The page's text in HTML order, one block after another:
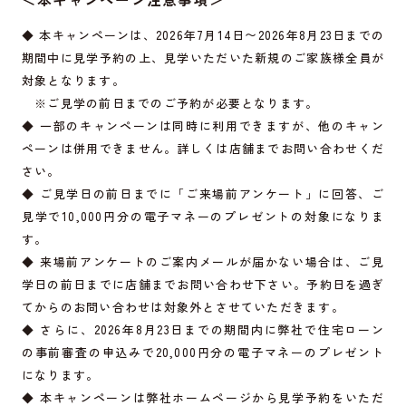
◆ 本キャンペーンは、2026年7月14日〜2026年8月23日までの
期間中に見学予約の上、見学いただいた新規のご家族様全員が
対象となります。
※ご見学の前日までのご予約が必要となります。
◆ 一部のキャンペーンは同時に利用できますが、他のキャン
ペーンは併用できません。詳しくは店舗までお問い合わせくだ
さい。
◆ ご見学日の前日までに「ご来場前アンケート」に回答、ご
見学で10,000円分の電子マネーのプレゼントの対象になりま
す。
◆ 来場前アンケートのご案内メールが届かない場合は、ご見
学日の前日までに店舗までお問い合わせ下さい。予約日を過ぎ
てからのお問い合わせは対象外とさせていただきます。
◆ さらに、2026年8月23日までの期間内に弊社で住宅ローン
の事前審査の申込みで20,000円分の電子マネーのプレゼント
になります。
◆ 本キャンペーンは弊社ホームページから見学予約をいただ